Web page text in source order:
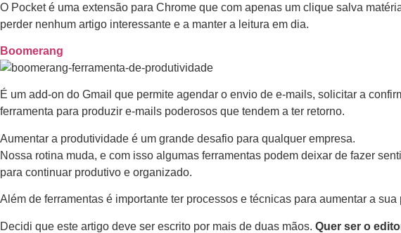
O Pocket é uma extensão para Chrome que com apenas um clique salva
perder nenhum artigo interessante e a manter a leitura em dia.
Boomerang
É um add-on do Gmail que permite agendar o envio de e-mails, solicitar a
ferramenta para produzir e-mails poderosos que tendem a ter retorno.
Aumentar a produtividade é um grande desafio para qualquer empresa.
Nossa rotina muda, e com isso algumas ferramentas podem deixar de fazer
para continuar produtivo e organizado.
Além de ferramentas é importante ter processos e técnicas para aumentar a
Decidi que este artigo deve ser escrito por mais de duas mãos. Quer ser o